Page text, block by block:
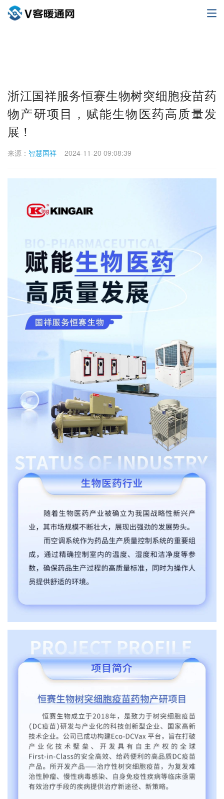
浙江国祥服务恒赛生物树突细胞疫苗药
物产研项目，赋能生物医药高质量发
展！
来源： 智慧国祥 2024-11-20 09:08:39